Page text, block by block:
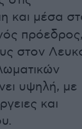
και μέσα
πρόεδρος,
στον
υψηλή, με
και